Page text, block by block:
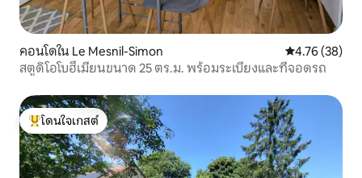
คอนโดใน Le Mesnil-Simon คะแนนเฉลี่ย
4.76 (38)
สตูดิโอโบฮีเมียนขนาด 25 ตร.ม. พร้อมระเบียงและที่จอดรถ
โดนใจเกสต์ที่สุด
โดนใจเกสต์